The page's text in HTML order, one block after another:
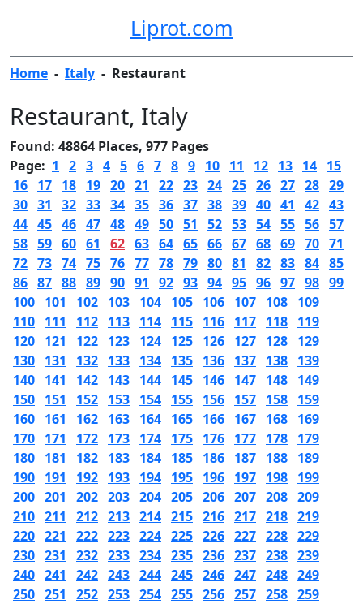
Liprot.com
Home - Italy - Restaurant
Restaurant, Italy
Found: 48864 Places, 977 Pages
Page: 1 2 3 4 5 6 7 8 9 10 11 12 13 14 15
16 17 18 19 20 21 22 23 24 25 26 27 28 29
30 31 32 33 34 35 36 37 38 39 40 41 42 43
44 45 46 47 48 49 50 51 52 53 54 55 56 57
58 59 60 61 62 63 64 65 66 67 68 69 70 71
72 73 74 75 76 77 78 79 80 81 82 83 84 85
86 87 88 89 90 91 92 93 94 95 96 97 98 99
100 101 102 103 104 105 106 107 108 109
110 111 112 113 114 115 116 117 118 119
120 121 122 123 124 125 126 127 128 129
130 131 132 133 134 135 136 137 138 139
140 141 142 143 144 145 146 147 148 149
150 151 152 153 154 155 156 157 158 159
160 161 162 163 164 165 166 167 168 169
170 171 172 173 174 175 176 177 178 179
180 181 182 183 184 185 186 187 188 189
190 191 192 193 194 195 196 197 198 199
200 201 202 203 204 205 206 207 208 209
210 211 212 213 214 215 216 217 218 219
220 221 222 223 224 225 226 227 228 229
230 231 232 233 234 235 236 237 238 239
240 241 242 243 244 245 246 247 248 249
250 251 252 253 254 255 256 257 258 259